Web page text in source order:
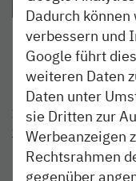
Foto:
Informationen
www.kreismuseum-
(04821) 64068
Dadurch
verbessern und
Google führt
weiteren Daten
Daten unter
sie Dritten zur
Werbeanzeigen
Rechtsrahmen
gegenüber